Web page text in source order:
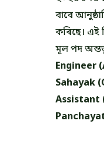
বাবে
কৰিছে। এই
মূল পদ
Engineer
Sahayak
Assistant